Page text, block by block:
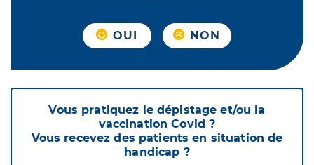
OUI NON
Vous pratiquez le dépistage et/ou la
vaccination Covid ?
Vous recevez des patients en situation de
handicap ?